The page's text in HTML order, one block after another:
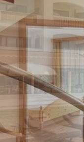
ERLEBEN
ENTSPANNEN
GENIESSEN